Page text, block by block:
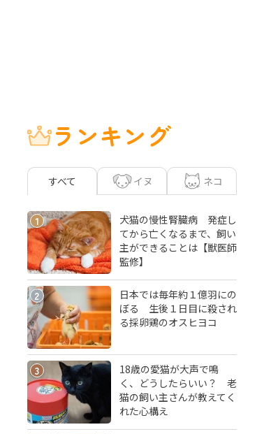
ランキング
すべて イヌ ネコ
1
犬猫の慢性腎臓病 発症し
てから亡くなるまで、飼い
主ができることは【獣医師
監修】
2
日本では毎年約１億羽にの
ぼる 生後１日目に殺され
る採卵鶏のオスヒヨコ
3
18歳の愛猫が大声で鳴
く、どうしたらいい？ 老
猫の飼い主さんが教えてく
れた心構え